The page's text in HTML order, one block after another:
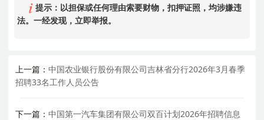
提示：以担保或任何理由索要财物，扣押证照，均涉嫌违
法。一经发现，立即举报。
上一篇：中国农业银行股份有限公司吉林省分行2026年3月春季
招聘33名工作人员公告
下一篇：中国第一汽车集团有限公司双百计划2026年招聘信息